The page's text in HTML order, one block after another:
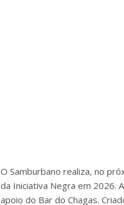
O Samburbano realiza, no
da Iniciativa Negra em 2026.
apoio do Bar do Chagas.